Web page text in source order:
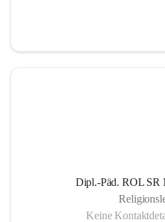
Dipl.-Päd. ROL SR
Keine